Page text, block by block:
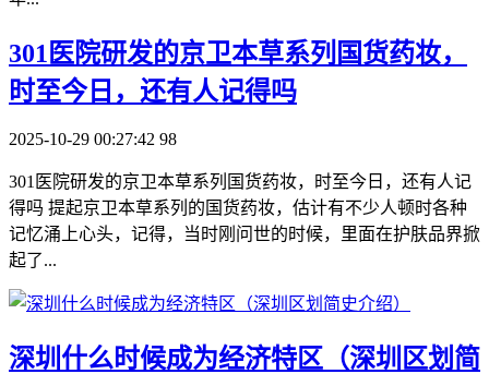
​301医院研发的京卫本草系列国货药妆，
时至今日，还有人记得吗
2025-10-29 00:27:42 98
301医院研发的京卫本草系列国货药妆，时至今日，还有人记
得吗 提起京卫本草系列的国货药妆，估计有不少人顿时各种
记忆涌上心头，记得，当时刚问世的时候，里面在护肤品界掀
起了...
​深圳什么时候成为经济特区（深圳区划简